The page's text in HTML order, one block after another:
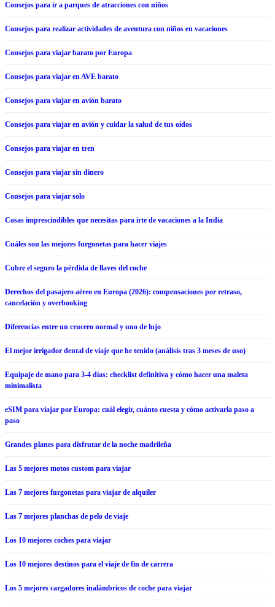
Consejos para ir a parques de atracciones con niños
Consejos para realizar actividades de aventura con niños en vacaciones
Consejos para viajar barato por Europa
Consejos para viajar en AVE barato
Consejos para viajar en avión barato
Consejos para viajar en avión y cuidar la salud de tus oídos
Consejos para viajar en tren
Consejos para viajar sin dinero
Consejos para viajar solo
Cosas imprescindibles que necesitas para irte de vacaciones a la India
Cuáles son las mejores furgonetas para hacer viajes
Cubre el seguro la pérdida de llaves del coche
Derechos del pasajero aéreo en Europa (2026): compensaciones por retraso,
cancelación y overbooking
Diferencias entre un crucero normal y uno de lujo
El mejor irrigador dental de viaje que he tenido (análisis tras 3 meses de uso)
Equipaje de mano para 3-4 días: checklist definitiva y cómo hacer una maleta
minimalista
eSIM para viajar por Europa: cuál elegir, cuánto cuesta y cómo activarla paso a
paso
Grandes planes para disfrutar de la noche madrileña
Las 5 mejores motos custom para viajar
Las 7 mejores furgonetas para viajar de alquiler
Las 7 mejores planchas de pelo de viaje
Los 10 mejores coches para viajar
Los 10 mejores destinos para el viaje de fin de carrera
Los 5 mejores cargadores inalámbricos de coche para viajar